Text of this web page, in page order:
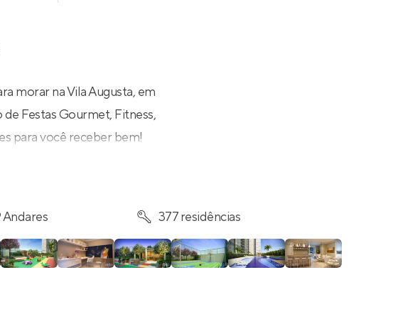
morar na Vila Augusta, em
Festas Gourmet, Fitness,
para você receber bem!
Andares 377 residências